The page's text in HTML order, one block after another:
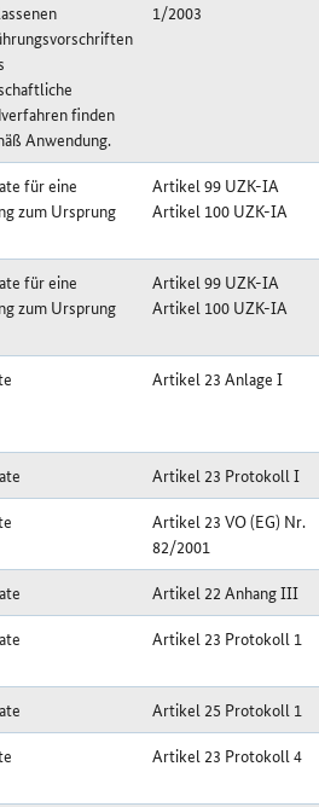
finden
Anwendung.
1/2003
für eine
zum Ursprung
Artikel 99 UZK-IA
Artikel 100 UZK-IA
für eine
zum Ursprung
Artikel 99 UZK-IA
Artikel 100 UZK-IA
Artikel 23 Anlage I
Artikel 23 Protokoll I
Artikel 23 VO (EG) Nr.
82/2001
Artikel 22 Anhang III
Artikel 23 Protokoll 1
Artikel 25 Protokoll 1
Artikel 23 Protokoll 4